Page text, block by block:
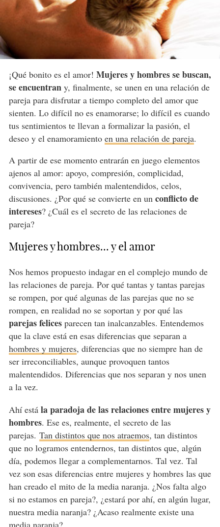
¡Qué bonito es el amor! Mujeres y hombres se buscan,
se encuentran y, finalmente, se unen en una relación de
pareja para disfrutar a tiempo completo del amor que
sienten. Lo difícil no es enamorarse; lo difícil es cuando
tus sentimientos te llevan a formalizar la pasión, el
deseo y el enamoramiento en una relación de pareja.
A partir de ese momento entrarán en juego elementos
ajenos al amor: apoyo, compresión, complicidad,
convivencia, pero también malentendidos, celos,
discusiones. ¿Por qué se convierte en un conflicto de
intereses? ¿Cuál es el secreto de las relaciones de
pareja?
Mujeres y hombres... y el amor
Nos hemos propuesto indagar en el complejo mundo de
las relaciones de pareja. Por qué tantas y tantas parejas
se rompen, por qué algunas de las parejas que no se
rompen, en realidad no se soportan y por qué las
parejas felicesparecen tan inalcanzables. Entendemos
que la clave está en esas diferencias que separan a
hombres y mujeres, diferencias que no siempre han de
ser irreconciliables, aunque provoquen tantos
malentendidos. Diferencias que nos separan y nos unen
a la vez.
Ahí está la paradoja de las relaciones entre mujeres y
hombres. Ese es, realmente, el secreto de las
parejas. Tan distintos que nos atraemos, tan distintos
que no logramos entendernos, tan distintos que, algún
día, podemos llegar a complementarnos. Tal vez. Tal
vez son esas diferencias entre mujeres y hombres las que
han creado el mito de la media naranja. ¿Nos falta algo
si no estamos en pareja?, ¿estará por ahí, en algún lugar,
nuestra media naranja? ¿Acaso realmente existe una
media naranja?